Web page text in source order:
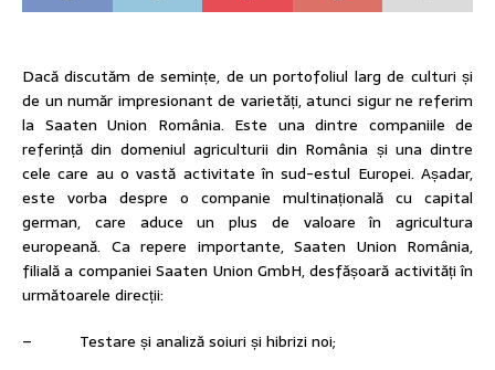
Dacă discutăm de semințe, de un portofoliul larg de culturi și
de un număr impresionant de varietăți, atunci sigur ne referim
la Saaten Union România. Este una dintre companiile de
referință din domeniul agriculturii din România și una dintre
cele care au o vastă activitate în sud-estul Europei. Așadar,
este vorba despre o companie multinațională cu capital
german, care aduce un plus de valoare în agricultura
europeană. Ca repere importante, Saaten Union România,
filială a companiei Saaten Union GmbH, desfășoară activități în
următoarele direcții:
– Testare și analiză soiuri și hibrizi noi;